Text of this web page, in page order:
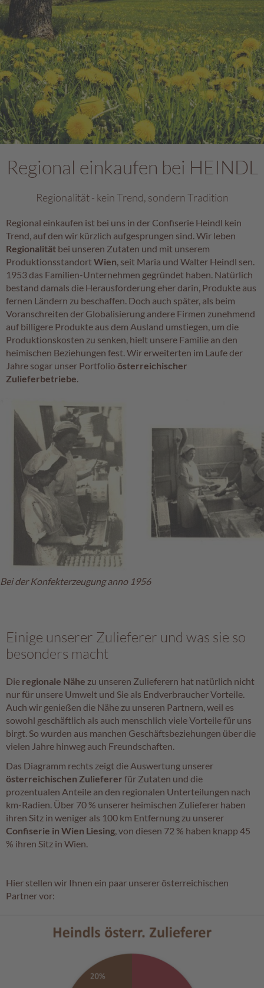
c
p
r
a
l
i
n
e
S
c
o
k
r
o
n
i
A
k
t
i
o
n
e
n
a
s
c
h
k
o
l
a
d
e
n
P
r
a
l
i
n
e
K
n
Regional einkaufen bei HEINDL
Regionalität - kein Trend, sondern Tradition
Regional einkaufen ist bei uns in der Confiserie Heindl kein
Trend, auf den wir kürzlich aufgesprungen sind. Wir leben
Regionalität bei unseren Zutaten und mit unserem
ProduktionsstandortWien, seit Maria und Walter Heindl sen.
1953 das Familien-Unternehmen gegründet haben. Natürlich
bestand damals die Herausforderung eher darin, Produkte aus
fernen Ländern zu beschaffen. Doch auch später, als beim
Voranschreiten der Globalisierung andere Firmen zunehmend
auf billigere Produkte aus dem Ausland umstiegen, um die
Produktionskosten zu senken, hielt unsere Familie an den
heimischen Beziehungen fest. Wir erweiterten im Laufe der
Jahre sogar unser Portfolio österreichischer
Zulieferbetriebe.
Bei der Konfekterzeugung anno 1956
Einige unserer Zulieferer und was sie so
besonders macht
Die regionale Nähe zu unseren Zulieferern hat natürlich nicht
nur für unsere Umwelt und Sie als Endverbraucher Vorteile.
Auch wir genießen die Nähe zu unseren Partnern, weil es
sowohl geschäftlich als auch menschlich viele Vorteile für uns
birgt. So wurden aus manchen Geschäftsbeziehungen über die
vielen Jahre hinweg auch Freundschaften.
Das Diagramm rechts zeigt die Auswertung unserer
österreichischen Zulieferer für Zutaten und die
prozentualen Anteile an den regionalen Unterteilungen nach
km-Radien. Über 70 % unserer heimischen Zulieferer haben
ihren Sitz in weniger als 100 km Entfernung zu unserer
Confiserie in Wien Liesing , von diesen 72 % haben knapp 45
% ihren Sitz in Wien.
Hier stellen wir Ihnen ein paar unserer österreichischen
Partner vor: